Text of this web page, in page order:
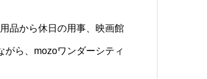
品から休日の用事、映画館
がら、mozoワンダーシティ